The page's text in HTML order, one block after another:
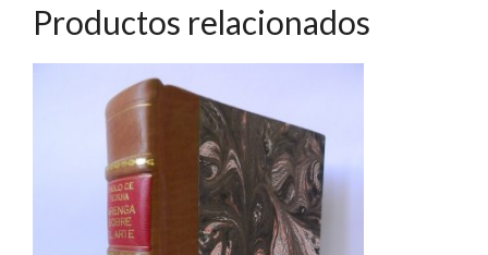
Productos relacionados